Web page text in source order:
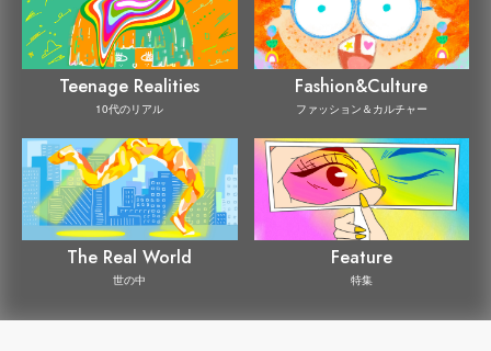
Teenage Realities
10代のリアル
Fashion&Culture
ファッション＆カルチャー
The Real World
世の中
Feature
特集